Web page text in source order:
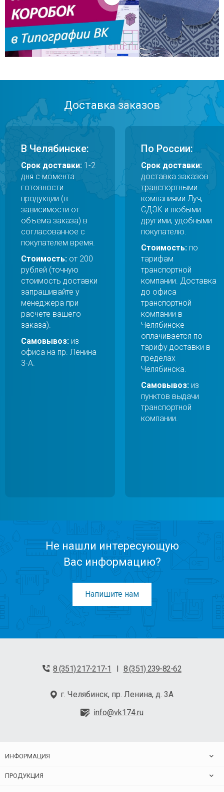
Доставка заказов
В Челябинске:
Срок доставки: 1-2
дня с момента
готовности
продукции (в
зависимости от
объема заказа) в
согласованное с
покупателем время.
Стоимость: от 200
рублей (точную
стоимость доставки
запрашивайте у
менеджера при
расчете вашего
заказа).
Самовывоз: из
офиса на пр. Ленина
3-А.
По России:
Срок доставки:
доставка заказов
транспортными
компаниями Луч,
СДЭК и любыми
другими, удобными
покупателю.
Стоимость: по
тарифам
транспортной
компании. Доставка
до офиса
транспортной
компании в
Челябинске
оплачивается по
тарифу доставки в
пределах
Челябинска.
Самовывоз: из
пунктов выдачи
транспортной
компании.
Не нашли интересующую
Вас информацию?
Напишите нам
8 (351) 217-217-1 | 8 (351) 239-82-62
г. Челябинск, пр. Ленина, д. 3А
info@vk174.ru
ИНФОРМАЦИЯ
ПРОДУКЦИЯ